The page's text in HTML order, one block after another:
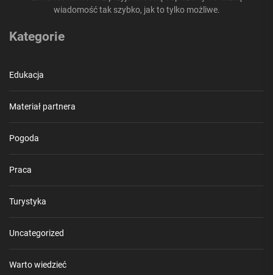
wiadomość tak szybko, jak to tylko możliwe.
Kategorie
Edukacja
Materiał partnera
Pogoda
Praca
Turystyka
Uncategorized
Warto wiedzieć